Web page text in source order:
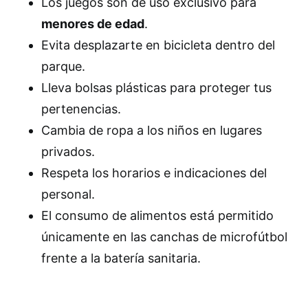
menores de edad.
Evita desplazarte en bicicleta dentro del
parque.
Lleva bolsas plásticas para proteger tus
pertenencias.
Cambia de ropa a los niños en lugares
privados.
Respeta los horarios e indicaciones del
personal.
El consumo de alimentos está permitido
únicamente en las canchas de microfútbol
frente a la batería sanitaria.